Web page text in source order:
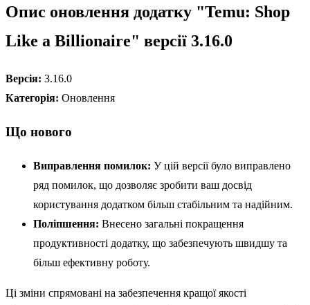
Опис оновлення додатку "Temu: Shop
Like a Billionaire" версії 3.16.0
Версія: 3.16.0
Категорія: Оновлення
Що нового
Виправлення помилок: У цій версії було виправлено
ряд помилок, що дозволяє зробити ваш досвід
користування додатком більш стабільним та надійним.
Поліпшення: Внесено загальні покращення
продуктивності додатку, що забезпечують швидшу та
більш ефективну роботу.
Ці зміни спрямовані на забезпечення кращої якості